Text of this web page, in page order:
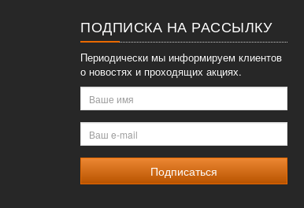
ПОДПИСКА НА РАССЫЛКУ
Периодически мы информируем клиентов
о новостях и проходящих акциях.
Ваше
имя
Ваш
e-
mail